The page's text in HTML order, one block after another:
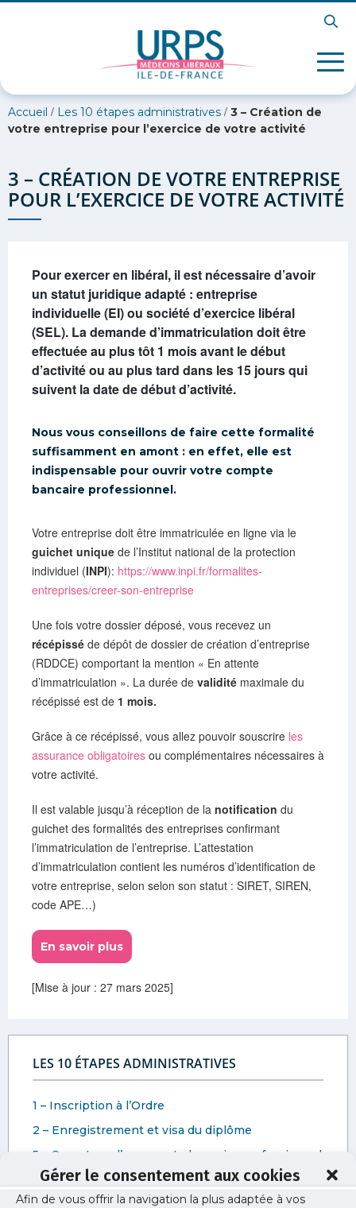
Gérer le consentement aux cookies
Afin de vous offrir la navigation la plus adaptée à vos
Accueil / Les 10 étapes administratives / 3 – Création de
votre entreprise pour l’exercice de votre activité
3 – CRÉATION DE VOTRE ENTREPRISE
POUR L’EXERCICE DE VOTRE ACTIVITÉ
Pour exercer en libéral, il est nécessaire d’avoir
un statut juridique adapté : entreprise
individuelle (EI) ou société d’exercice libéral
(SEL). La demande d’immatriculation doit être
effectuéeau plus tôt 1 moisavant le début
d’activité ou au plus tard dans les 15 joursqui
suivent la date de début d’activité.
Nous vous conseillons de faire cette formalité
suffisamment en amont : en effet, elle est
indispensable pour ouvrir votre compte
bancaire professionnel.
Votre entreprise doit être immatriculée en ligne via le
guichet unique de l’Institut national de la protection
individuel (INPI): https://www.inpi.fr/formalites-
entreprises/creer-son-entreprise
Une fois votre dossier déposé, vous recevez un
récépissé de dépôt de dossier de création d’entreprise
(RDDCE) comportant la mention « En attente
d’immatriculation ». La durée de validité maximale du
récépissé est de 1 mois.
Grâce à ce récépissé, vous allez pouvoir souscrire les
assurance obligatoires ou complémentaires nécessaires à
votre activité.
Il est valable jusqu’à réception de la notification du
guichet des formalités des entreprises confirmant
l’immatriculation de l’entreprise. L’attestation
d’immatriculation contient les numéros d’identification de
votre entreprise, selon selon son statut : SIRET, SIREN,
code APE…)
En savoir plus
[Mise à jour : 27 mars 2025]
LES 10 ÉTAPES ADMINISTRATIVES
1 – Inscription à l’Ordre
2 – Enregistrement et visa du diplôme
5 – Ouverture d’un compte bancaire professionnel
6 – Souscription aux assurances : RCP, Prévoyance
et autres